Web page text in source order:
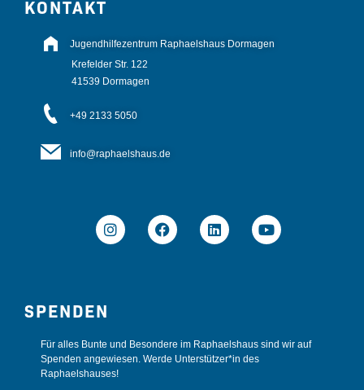
e
r
v
e
KONTAKT
Jugendhilfezentrum Raphaelshaus Dormagen
Krefelder Str. 122
41539 Dormagen
+49 2133 5050
info@raphaelshaus.de
SPENDEN
Für alles Bunte und Besondere im Raphaelshaus sind wir auf
Spenden angewiesen. Werde Unterstützer*in des
Raphaelshauses!